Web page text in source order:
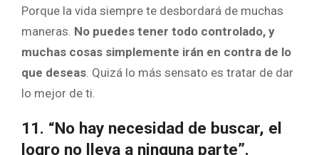
Porque la vida siempre te desbordará de muchas
maneras. No puedes tener todo controlado, y
muchas cosas simplemente irán en contra de lo
que deseas. Quizá lo más sensato es tratar de dar
lo mejor de ti.
11. “No hay necesidad de buscar, el
logro no lleva a ninguna parte”.